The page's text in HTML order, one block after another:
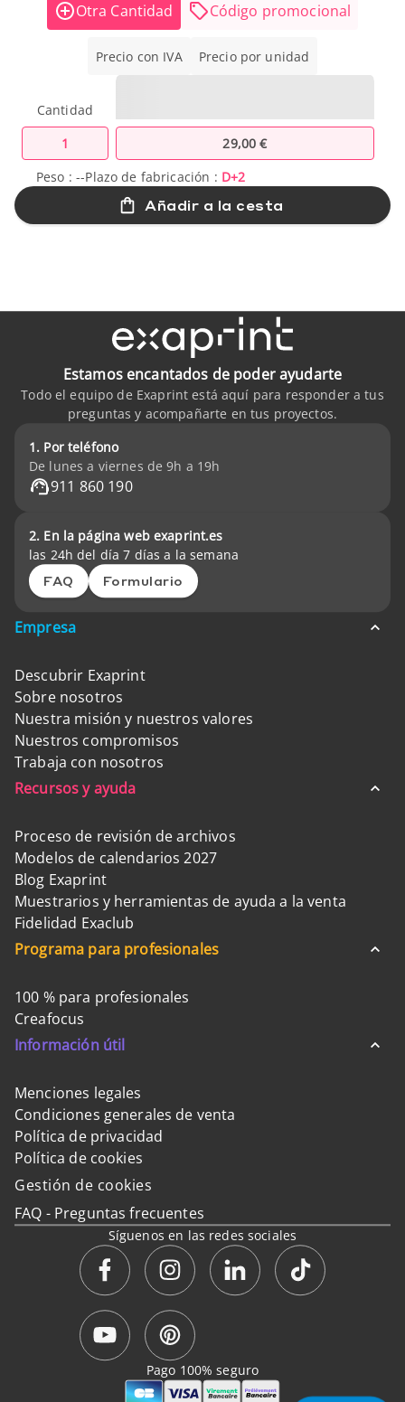
Otra Cantidad Código promocional
Precio con IVA Precio por unidad
Cantidad
1
29,00 €
Peso :--Plazo de fabricación : D+2
Añadir a la cesta
Estamos encantados de poder ayudarte
Todo el equipo de Exaprint está aquí para responder a tus
preguntas y acompañarte en tus proyectos.
1. Por teléfono
De lunes a viernes de 9h a 19h
911 860 190
2. En la página web exaprint.es
las 24h del día 7 días a la semana
FAQ Formulario
Empresa
Descubrir Exaprint
Sobre nosotros
Nuestra misión y nuestros valores
Nuestros compromisos
Trabaja con nosotros
Recursos y ayuda
Proceso de revisión de archivos
Modelos de calendarios 2027
Blog Exaprint
Muestrarios y herramientas de ayuda a la venta
Fidelidad Exaclub
Programa para profesionales
100 % para profesionales
Creafocus
Información útil
Menciones legales
Condiciones generales de venta
Política de privacidad
Política de cookies
Gestión de cookies
FAQ - Preguntas frecuentes
Síguenos en las redes sociales
Pago 100% seguro